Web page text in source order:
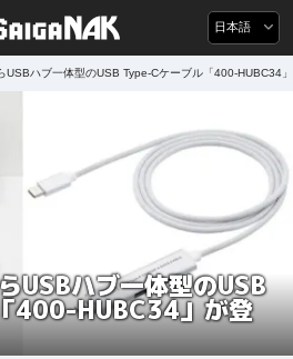
日本語
USBハブ一体型のUSB Type-Cケーブル「400-HUBC34
USBハブ一体型のUSB
400-HUBC34」が登